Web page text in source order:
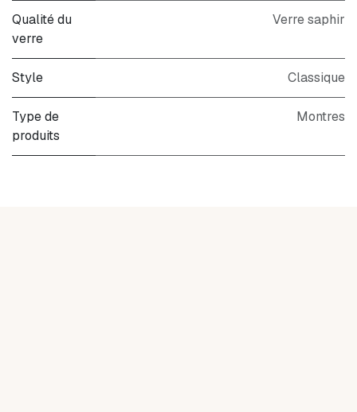
Qualité du
verre
Verre saphir
Style Classique
Type de
produits
Montres